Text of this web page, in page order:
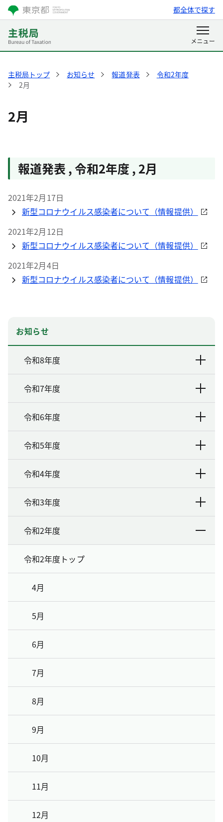
都全体で探す
主税局トップ お知らせ 報道発表
令和2年度
2月
2月
報道発表 , 令和2年度 , 2月
2021年2月17日
新型コロナウイルス感染者について（情報提供）
2021年2月12日
新型コロナウイルス感染者について（情報提供）
2021年2月4日
新型コロナウイルス感染者について（情報提供）
お知らせ
令和8年度
令和7年度
令和6年度
令和5年度
令和4年度
令和3年度
令和2年度
令和2年度トップ
4月
5月
6月
7月
8月
9月
10月
11月
12月